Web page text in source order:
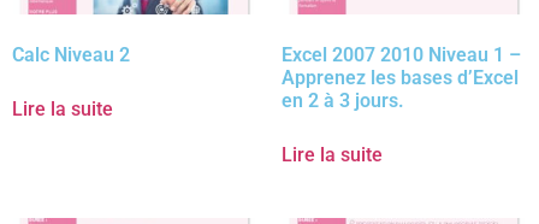
Calc Niveau 2
Lire la suite
Excel 2007 2010 Niveau 1 –
Apprenez les bases d’Excel
en 2 à 3 jours.
Lire la suite